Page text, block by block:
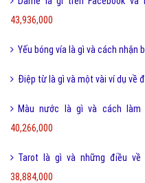
43,936,000
Yếu bóng vía là gì và cách nhận
Điệp từ là gì và một vài ví dụ về
Màu nước là gì và cách
40,266,000
Tarot là gì và những điều
38,884,000